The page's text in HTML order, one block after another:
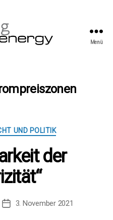
Menü
Kategorien
UND POLITIK
der
Beitragsdatum
3. November 2021